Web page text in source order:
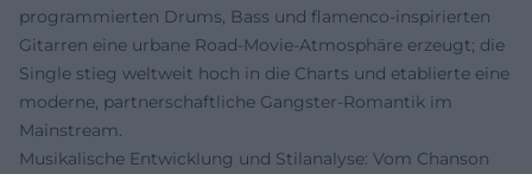
programmierten Drums, Bass und flamenco-inspirierten
Gitarren eine urbane Road-Movie-Atmosphäre erzeugt; die
Single stieg weltweit hoch in die Charts und etablierte eine
moderne, partnerschaftliche Gangster-Romantik im
Mainstream.
Musikalische Entwicklung und Stilanalyse: Vom Chanson